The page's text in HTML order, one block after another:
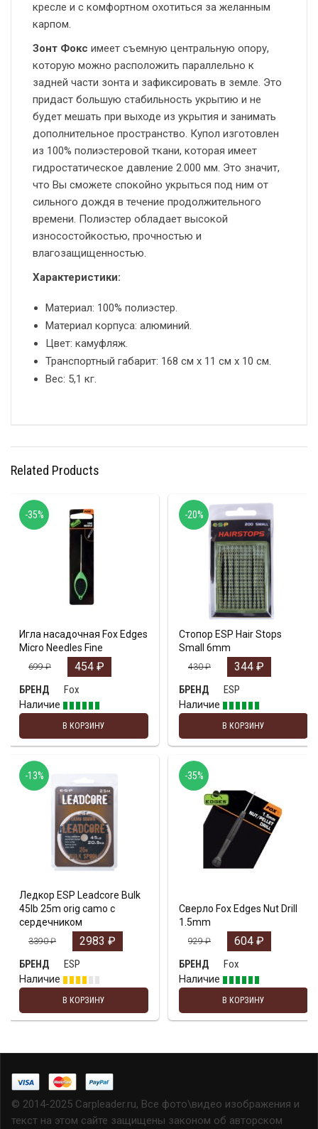
кресле и с комфортном охотиться за желанным
карпом.
Зонт Фокс имеет съемную центральную опору,
которую можно расположить параллельно к
задней части зонта и зафиксировать в земле. Это
придаст большую стабильность укрытию и не
будет мешать при выходе из укрытия и занимать
дополнительное пространство. Купол изготовлен
из 100% полиэстеровой ткани, которая имеет
гидростатическое давление 2.000 мм. Это значит,
что Вы сможете спокойно укрыться под ним от
сильного дождя в течение продолжительного
времени. Полиэстер обладает высокой
износостойкостью, прочностью и
влагозащищенностью.
Характеристики:
Материал: 100% полиэстер.
Материал корпуса: алюминий.
Цвет: камуфляж.
Транспортный габарит: 168 см х 11 см х 10 см.
Вес: 5,1 кг.
Related Products
Игла насадочная Fox Edges
Micro Needles Fine
699₽ 454 ₽
БРЕНД
Fox
Наличие
В КОРЗИНУ
-35%
Стопор ESP Hair Stops
Small 6mm
430₽ 344 ₽
БРЕНД
ESP
Наличие
В КОРЗИНУ
-20%
Ледкор ESP Leadcore Bulk
45lb 25m orig camo с
сердечником
3390₽ 2983 ₽
БРЕНД
ESP
Наличие
В КОРЗИНУ
-13%
Сверло Fox Edges Nut Drill
1.5mm
929₽ 604 ₽
БРЕНД
Fox
Наличие
В КОРЗИНУ
-35%
© 2014-2025 Carpleader.ru, Все фото\видео изображения и
текст на этом сайте защищены законом об авторском